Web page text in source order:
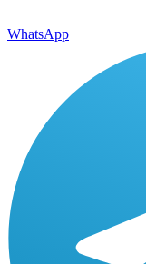
WhatsApp